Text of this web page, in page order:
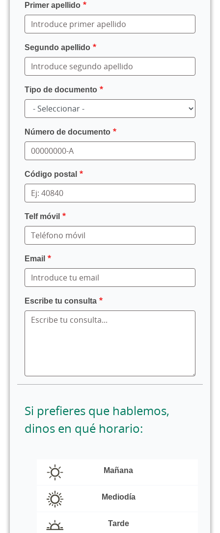
Primer apellido
Segundo apellido
Tipo de documento
Número de documento
Código postal
Telf móvil
Email
Escribe tu consulta
Si prefieres que hablemos,
dinos en qué horario:
Mañana
Mediodía
Tarde